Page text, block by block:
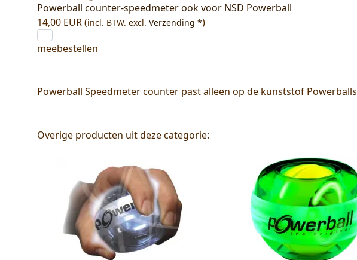
Powerball counter-speedmeter ook voor NSD Powerball
14,00 EUR (incl. BTW. excl. Verzending *)
meebestellen
Powerball Speedmeter counter past alleen op de kunststof Powerballs
Overige producten uit deze categorie: